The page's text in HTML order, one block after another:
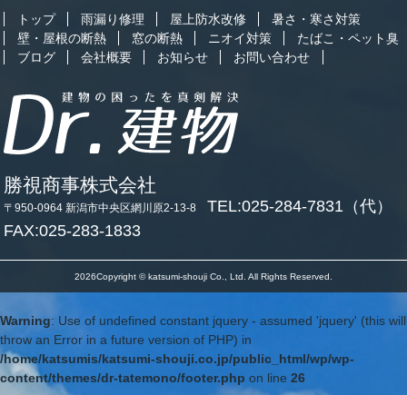
トップ 雨漏り修理 屋上防水改修
暑さ・寒さ対策
壁・屋根の断熱
窓の断熱 ニオイ対策
たばこ・ペット臭
ブログ
会社概要 お知らせ お問い合わせ
勝視商事株式会社
〒950-0964 新潟市中央区網川原2-13-8 TEL:025-284-7831（代）
FAX:025-283-1833
2026Copyright © katsumi-shouji Co., Ltd. All Rights Reserved.
Warning: Use of undefined constant jquery - assumed 'jquery' (this will
throw an Error in a future version of PHP) in
/home/katsumis/katsumi-shouji.co.jp/public_html/wp/wp-
content/themes/dr-tatemono/footer.php on line 26